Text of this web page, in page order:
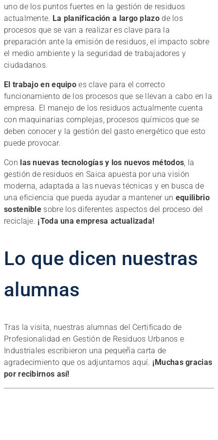
uno de los puntos fuertes en la gestión de residuos
actualmente. La planificación a largo plazode los
procesos que se van a realizar es clave para la
preparación ante la emisión de residuos, el impacto sobre
el medio ambiente y la seguridad de trabajadores y
ciudadanos.
El trabajo en equipo es clave para el correcto
funcionamiento de los procesos que se llevan a cabo en la
empresa. El manejo de los residuos actualmente cuenta
con maquinarias complejas, procesos químicos que se
deben conocer y la gestión del gasto energético que esto
puede provocar.
Con las nuevas tecnologías y los nuevos métodos , la
gestión de residuos en Saica apuesta por una visión
moderna, adaptada a las nuevas técnicas y en busca de
una eficiencia que pueda ayudar a mantener un equilibrio
sostenible sobre los diferentes aspectos del proceso del
reciclaje. ¡Toda una empresa actualizada!
Lo que dicen nuestras
alumnas
Tras la visita, nuestras alumnas del Certificado de
Profesionalidad en Gestión de Residuos Urbanos e
Industriales escribieron una pequeña carta de
agradecimiento que os adjuntamos aquí. ¡Muchas gracias
por recibirnos así!